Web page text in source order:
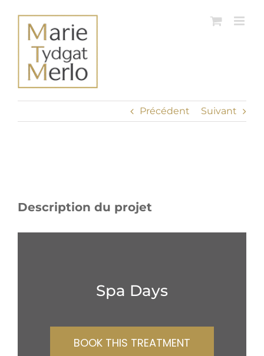
contenu
Précédent Suivant
Description du projet
Spa Days
BOOK THIS TREATMENT